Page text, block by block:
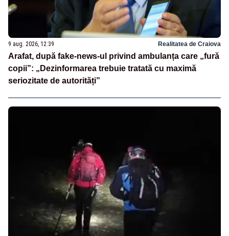
9 aug. 2026, 12:39 Realitatea de Craiova
Arafat, după fake-news-ul privind ambulanța care „fură
copii”: „Dezinformarea trebuie tratată cu maximă
seriozitate de autorități”